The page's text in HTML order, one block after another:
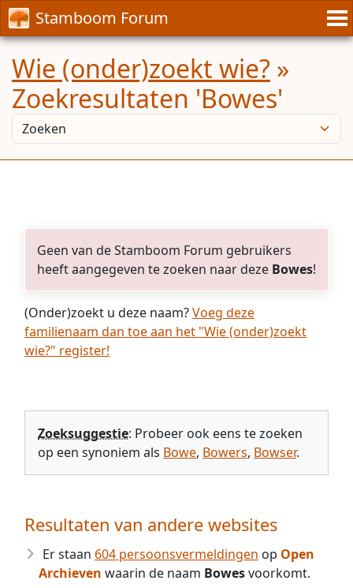
Stamboom Forum
Wie (onder)zoekt wie? »
Zoekresultaten 'Bowes'
Geen van de Stamboom Forum gebruikers
heeft aangegeven te zoeken naar deze Bowes!
(Onder)zoekt u deze naam?Voeg deze
familienaam dan toe aan het "Wie (onder)zoekt
wie?" register!
Zoeksuggestie: Probeer ook eens te zoeken
op een synoniem als Bowe, Bowers, Bowser.
Resultaten van andere websites
Er staan 604 persoonsvermeldingen op Open
Archieven waarin de naam Bowesvoorkomt.